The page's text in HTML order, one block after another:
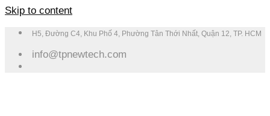
Skip to content
H5, Đường C4, Khu Phố 4, Phường Tân Thới Nhất, Quận 12, TP. HCM
info@tpnewtech.com